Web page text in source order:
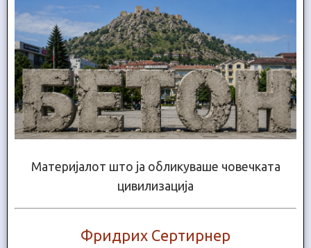
Материјалот што ја обликуваше човечката
цивилизација
Фридрих Сертирнер